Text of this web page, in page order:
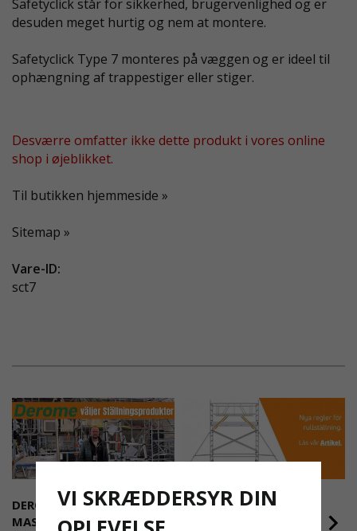
Safetyclick står for sikkerhed, brugervenlighed og er
desuden meget hurtig og nem at montere.
Safetyclick Type 7 monteres på væggen og er ideel til
ophængning af trappestiger eller stiger.
Desværre omfatter ikke dette produkt i vores online
shop i øjeblikket.
Til butikken hjemmeside »
Sitemap »
Vare-ID:
sct7
DEROME
MASKINUTHYRNING -
NYA REGLER FÖR
VI SKRÆDDERSYR DIN